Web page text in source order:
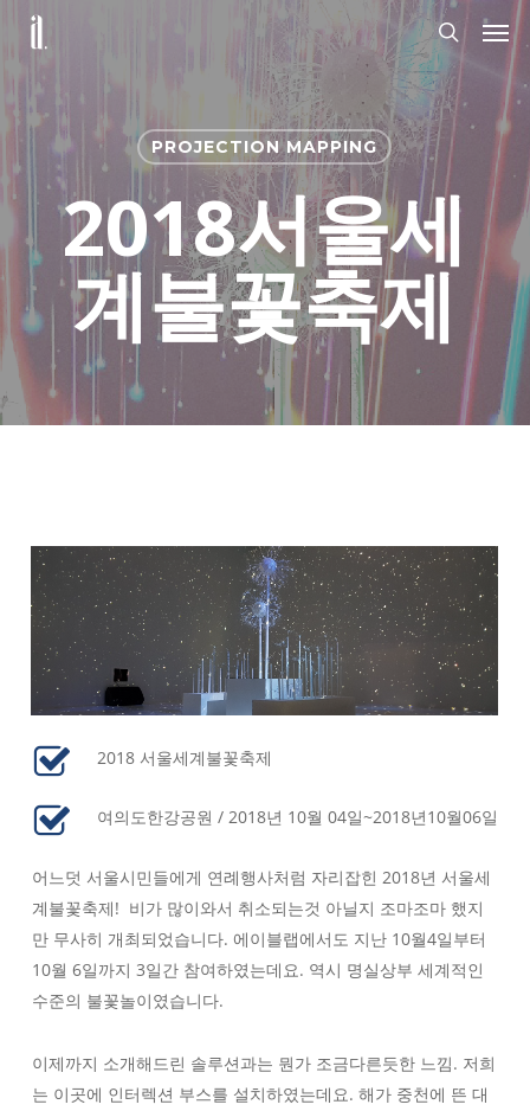
Skip
main
content
PROJECTION MAPPING
2018서울세
계불꽃축제
2018 서울세계불꽃축제
여의도한강공원 / 2018년 10월 04일~2018년10월06일
어느덧 서울시민들에게 연례행사처럼 자리잡힌 2018년 서울세
계불꽃축제! 비가 많이와서 취소되는것 아닐지 조마조마 했지
만 무사히 개최되었습니다. 에이블랩에서도 지난 10월4일부터
10월 6일까지 3일간 참여하였는데요. 역시 명실상부 세계적인
수준의 불꽃놀이였습니다.
이제까지 소개해드린 솔루션과는 뭔가 조금다른듯한 느낌. 저희
는 이곳에 인터렉션 부스를 설치하였는데요. 해가 중천에 뜬 대